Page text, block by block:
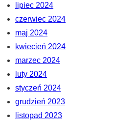
lipiec 2024
czerwiec 2024
maj 2024
kwiecień 2024
marzec 2024
luty 2024
styczeń 2024
grudzień 2023
listopad 2023